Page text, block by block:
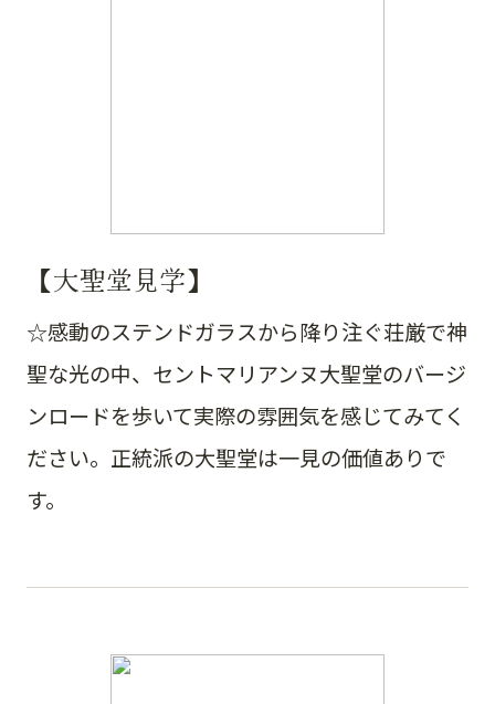
【大聖堂見学】
☆感動のステンドガラスから降り注ぐ荘厳で神
聖な光の中、セントマリアンヌ大聖堂のバージ
ンロードを歩いて実際の雰囲気を感じてみてく
ださい。正統派の大聖堂は一見の価値ありで
す。